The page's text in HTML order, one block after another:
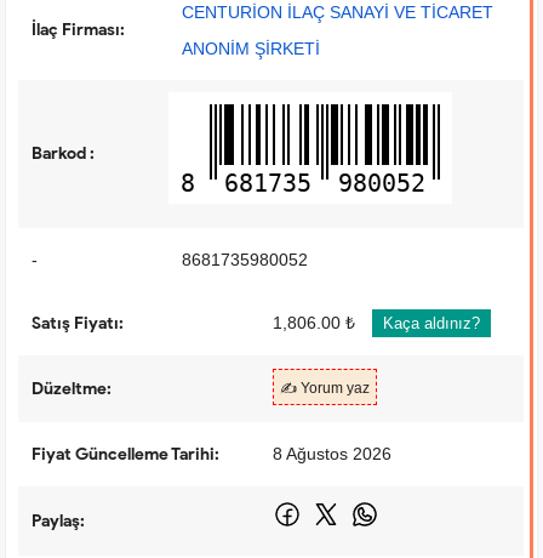
İlaç Firması:
CENTURİON İLAÇ SANAYİ VE TİCARET
ANONİM ŞİRKETİ
Barkod :
8 681735 980052
- 8681735980052
Satış Fiyatı: 1,806.00 ₺ Kaça aldınız?
Düzeltme: ✍️ Yorum yaz
Fiyat Güncelleme Tarihi: 8 Ağustos 2026
Paylaş: